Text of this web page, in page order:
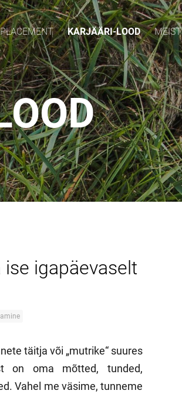
KARJÄÄRI-LOOD MEIST
igapäevaselt
täitja või „mutrike“ suures
on oma mõtted, tunded,
Vahel me väsime, tunneme